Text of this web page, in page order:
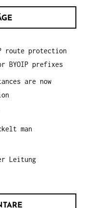
route protection
BYOIP prefixes
are now
man
Leitung